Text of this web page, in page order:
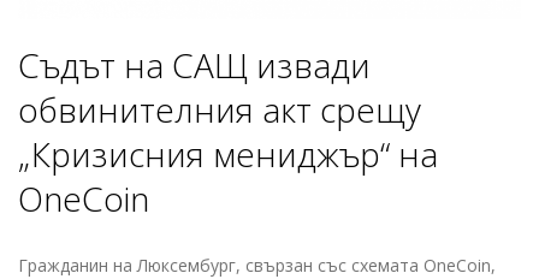
Съдът на САЩ извади
обвинителния акт срещу
„Кризисния мениджър“ на
OneCoin
Гражданин на Люксембург, свързан със схемата OneCoin,